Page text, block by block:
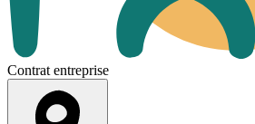
Contrat entreprise